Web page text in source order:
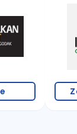
pravopisne
radijus za